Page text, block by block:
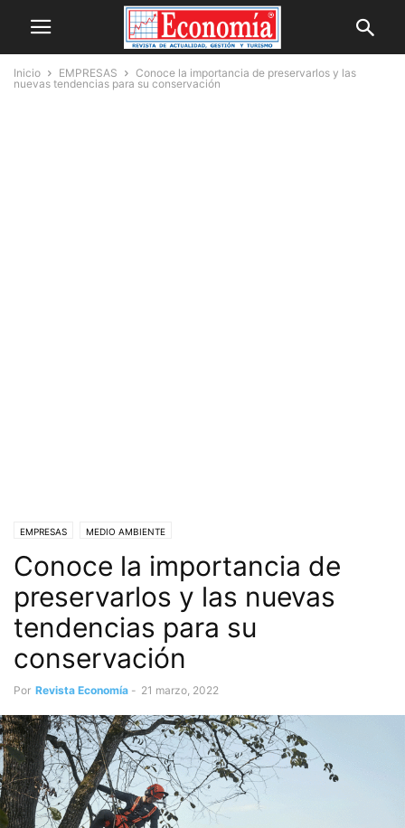
Inicio EMPRESAS
Conoce la importancia de preservarlos y las
nuevas tendencias para su conservación
EMPRESAS MEDIO AMBIENTE
Conoce la importancia de
preservarlos y las nuevas
tendencias para su
conservación
Por Revista Economía - 21 marzo, 2022